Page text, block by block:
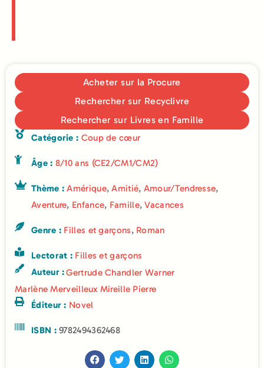
Acheter sur la Procure
Rechercher sur Recyclivre
Rechercher sur Livres en Famille
Catégorie : Coup de cœur
Âge : 8/10 ans (CE2/CM1/CM2)
Thème :Amérique,Amitié, Amour/Tendresse,
Aventure, Enfance, Famille,Vacances
Genre : Filles et garçons, Roman
Lectorat : Filles et garçons
Auteur :Gertrude Chandler Warner
Marlène Merveilleux Mireille Pierre
Éditeur : Novel
ISBN :9782494362468